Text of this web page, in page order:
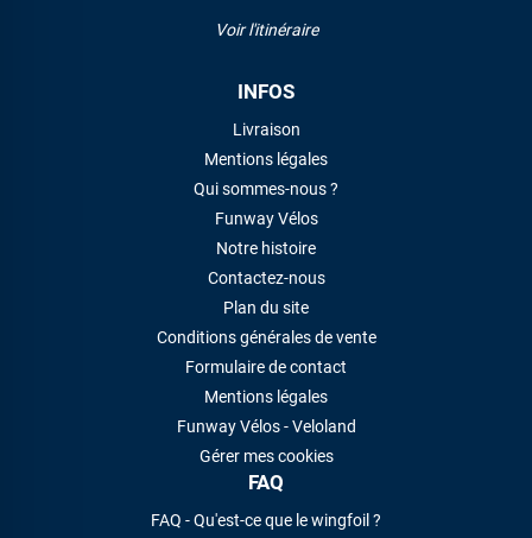
Voir l'itinéraire
INFOS
Livraison
Mentions légales
Qui sommes-nous ?
Funway Vélos
Notre histoire
Contactez-nous
Plan du site
Conditions générales de vente
Formulaire de contact
Mentions légales
Funway Vélos - Veloland
Gérer mes cookies
FAQ
FAQ - Qu'est-ce que le wingfoil ?